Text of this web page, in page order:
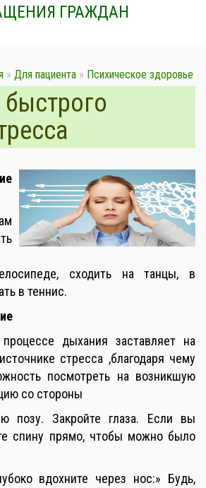
ГРАЖДАН
» Для пациента » Психическое здоровье
сходить на танцы, в
в теннис.
дыхания заставляет на
стресса ,благодаря чему
посмотреть на возникшую
со стороны
позу. Закройте глаза. Если вы
спину прямо, чтобы можно было
вдохните через нос:» Будь,